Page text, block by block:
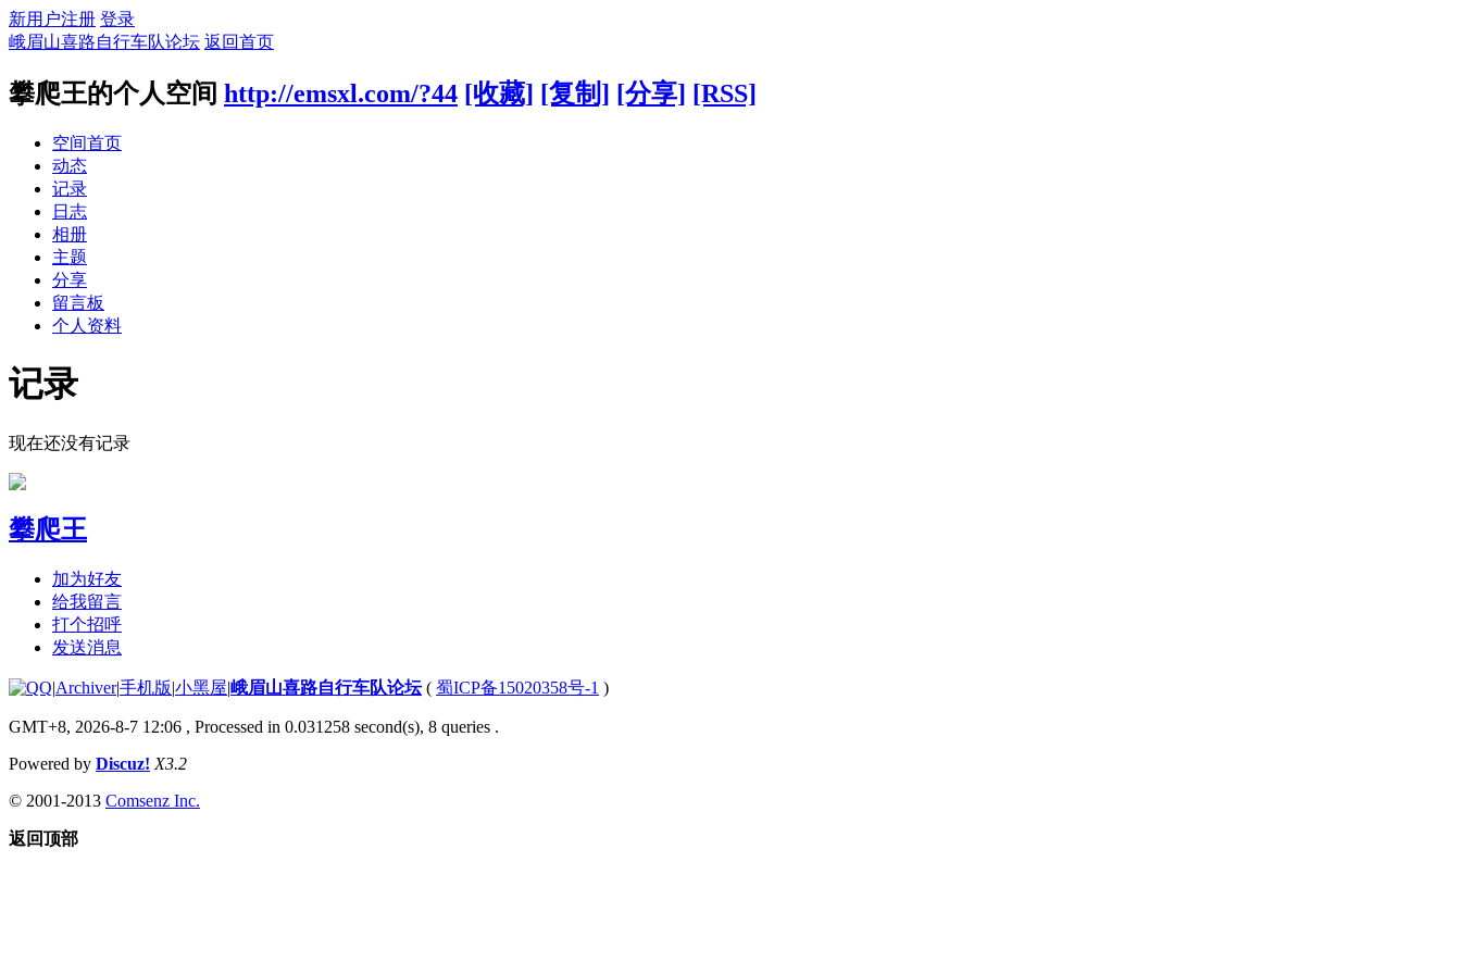
新用户注册 登录
峨眉山喜路自行车队论坛 返回首页
攀爬王的个人空间 http://emsxl.com/?44 [收藏] [复制] [分享] [RSS]
空间首页
动态
记录
日志
相册
主题
分享
留言板
个人资料
记录
现在还没有记录
攀爬王
加为好友
给我留言
打个招呼
发送消息
|Archiver|手机版|小黑屋|峨眉山喜路自行车队论坛( 蜀ICP备15020358号-1 )
GMT+8, 2026-8-7 12:06 , Processed in 0.031258 second(s), 8 queries .
Powered by Discuz! X3.2
© 2001-2013 Comsenz Inc.
返回顶部